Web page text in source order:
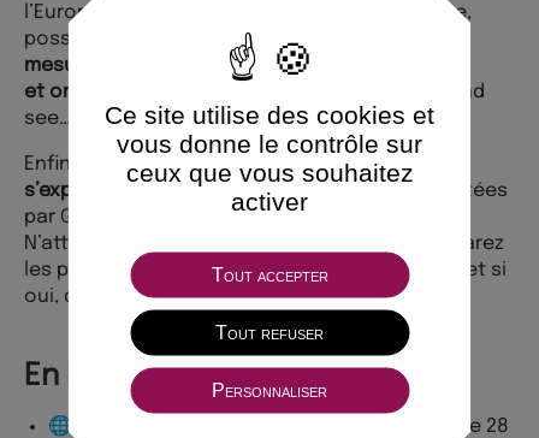
l’Europe et les Etats-Unis seraient, en pratique,
possibles à une condition : la
mesures techniques, juridiques
et organisationnelles
supplémentaires. Wait and
see…
Enfin, vous l’espériez peut-être mais la CNIL ne
s’exprime pas (encore) sur
les réponses apportées
par Google avec
Google Analytics 4
N’attendons pas et prenons les devants : préparez
les plans B. A voir s’il faudra les activer ou non et si
oui, quand ? 👉Offre RnD : Conseil & Stratégie
En bref (ou presque)
🌐 | Séquence
. Un retour de près de 28
Ce site utilise des cookies et
vous donne le contrôle sur
ceux que vous souhaitez
activer
Tout accepter
Tout refuser
Personnaliser